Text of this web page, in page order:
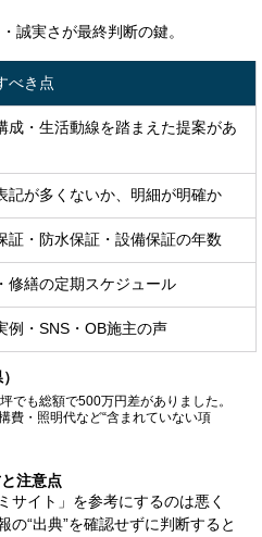
誠実さが最終判断の鍵。
べき点
成・生活動線を踏まえた提案があ
記が多くないか、明細が明確か
証・防水保証・設備保証の年数
修繕の定期スケジュール
例・SNS・OB施主の声
でも総額で500万円差がありました。
費・照明代など“含まれていない項
注意点
サイト」を参考にするのは悪く
の“出典”を確認せずに判断すると